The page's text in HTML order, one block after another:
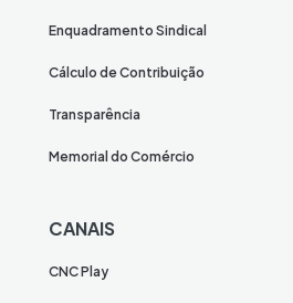
Enquadramento Sindical
Cálculo de Contribuição
Transparência
Memorial do Comércio
CANAIS
CNC Play